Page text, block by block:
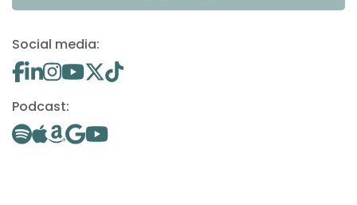
Social media:
Podcast: